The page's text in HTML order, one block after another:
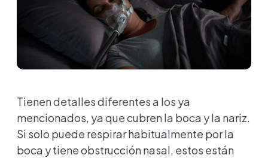
Tienen detalles diferentes a los ya
mencionados, ya que cubren la boca y la nariz.
Si solo puede respirar habitualmente por la
boca y tiene obstrucción nasal, estos están